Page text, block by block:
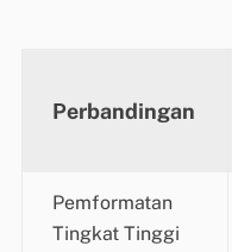
Perbandingan
Pemformatan
Tingkat Tinggi